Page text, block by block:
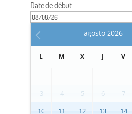
Date de début
agosto 2026
L M X J V
3
4 5 6 7
10
11 12 13 14